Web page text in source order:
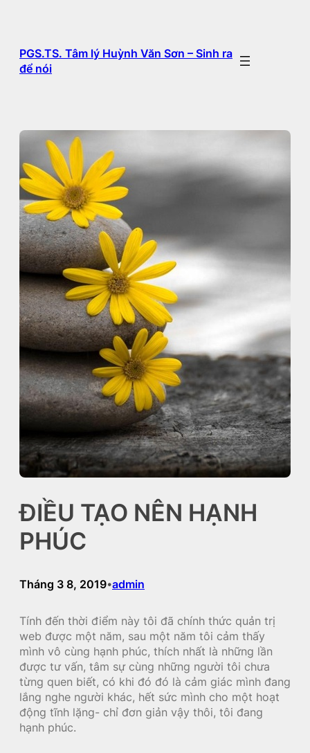
nội
dung
PGS.TS. Tâm lý Huỳnh Văn Sơn – Sinh ra
để nói
ĐIỀU TẠO NÊN HẠNH
PHÚC
Tháng 3 8, 2019•admin
Tính đến thời điểm này tôi đã chính thức quản trị
web được một năm, sau một năm tôi cảm thấy
mình vô cùng hạnh phúc, thích nhất là những lần
được tư vấn, tâm sự cùng những người tôi chưa
từng quen biết, có khi đó đó là cảm giác mình đang
lắng nghe người khác, hết sức mình cho một hoạt
động tĩnh lặng- chỉ đơn giản vậy thôi, tôi đang
hạnh phúc.